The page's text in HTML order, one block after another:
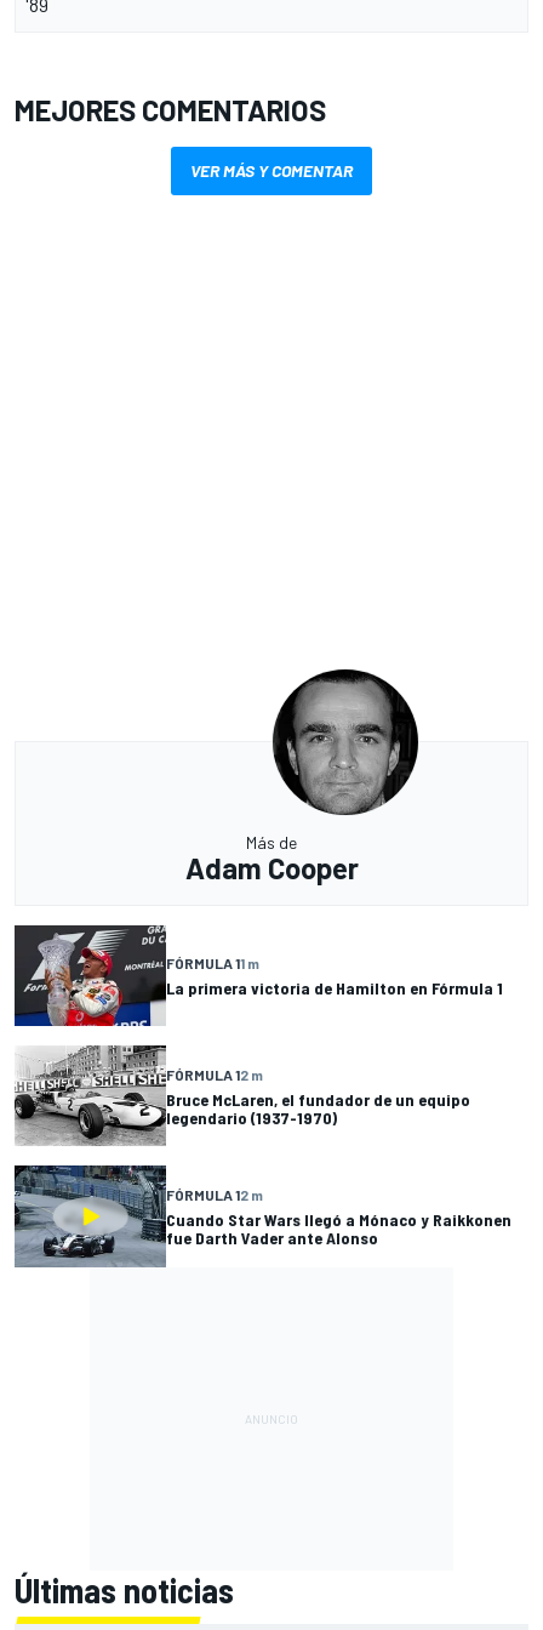
MEJORES COMENTARIOS
VER MÁS Y COMENTAR
Más de
Adam Cooper
FÓRMULA 11 m
La primera victoria de Hamilton en Fórmula 1
FÓRMULA 12 m
Bruce McLaren, el fundador de un equipo
legendario (1937-1970)
FÓRMULA 12 m
Cuando Star Wars llegó a Mónaco y Raikkonen
fue Darth Vader ante Alonso
Últimas noticias